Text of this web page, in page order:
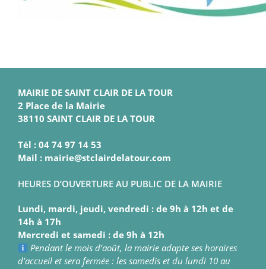
MAIRIE DE SAINT CLAIR DE LA TOUR
2 Place de la Mairie
38110 SAINT CLAIR DE LA TOUR
Tél : 04 74 97 14 53
Mail : mairie@stclairdelatour.com
HEURES D’OUVERTURE AU PUBLIC DE LA MAIRIE
Lundi, mardi, jeudi, vendredi : de 9h à 12h et de
14h à 17h
Mercredi et samedi : de 9h à 12h
Pendant le mois d’août, la mairie adapte ses horaires
d’accueil et sera fermée : les samedis et du lundi 10 au